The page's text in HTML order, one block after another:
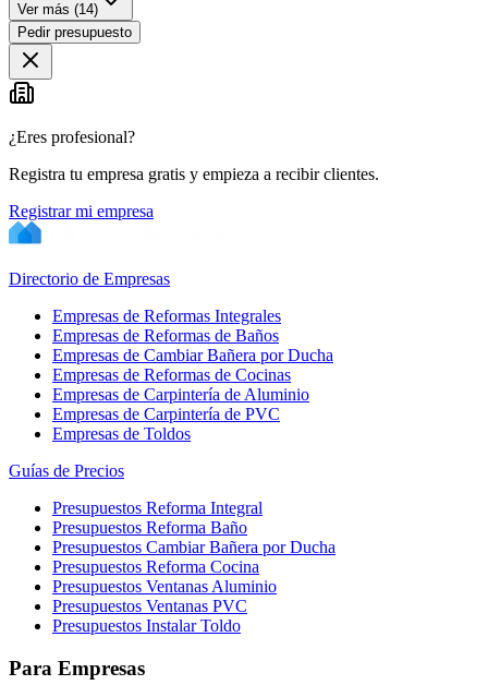
Ver más (14)
Pedir presupuesto
¿Eres profesional?
Registra tu empresa gratis y empieza a recibir clientes.
Registrar mi empresa
Directorio de Empresas
Empresas de Reformas Integrales
Empresas de Reformas de Baños
Empresas de Cambiar Bañera por Ducha
Empresas de Reformas de Cocinas
Empresas de Carpintería de Aluminio
Empresas de Carpintería de PVC
Empresas de Toldos
Guías de Precios
Presupuestos Reforma Integral
Presupuestos Reforma Baño
Presupuestos Cambiar Bañera por Ducha
Presupuestos Reforma Cocina
Presupuestos Ventanas Aluminio
Presupuestos Ventanas PVC
Presupuestos Instalar Toldo
Para Empresas